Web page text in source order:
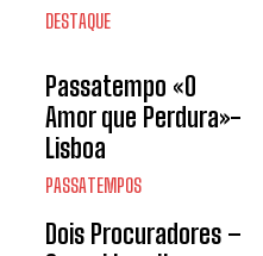
DESTAQUE
Passatempo «O
Amor que Perdura»-
Lisboa
PASSATEMPOS
Dois Procuradores –